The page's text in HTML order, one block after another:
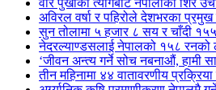
वीर पुर्खाको त्यागबाट नेपालीको शिर
अविरल वर्षा र पहिरोले देशभरका
सुन तोलामा ५ हजार ८ सय र चाँदी
नेदरल्याण्डसलाई नेपालको १५८
‘जीवन अन्त्य गर्ने सोच नबनाऔं, हामी
तीन महिनामा ४४ वातावरणीय